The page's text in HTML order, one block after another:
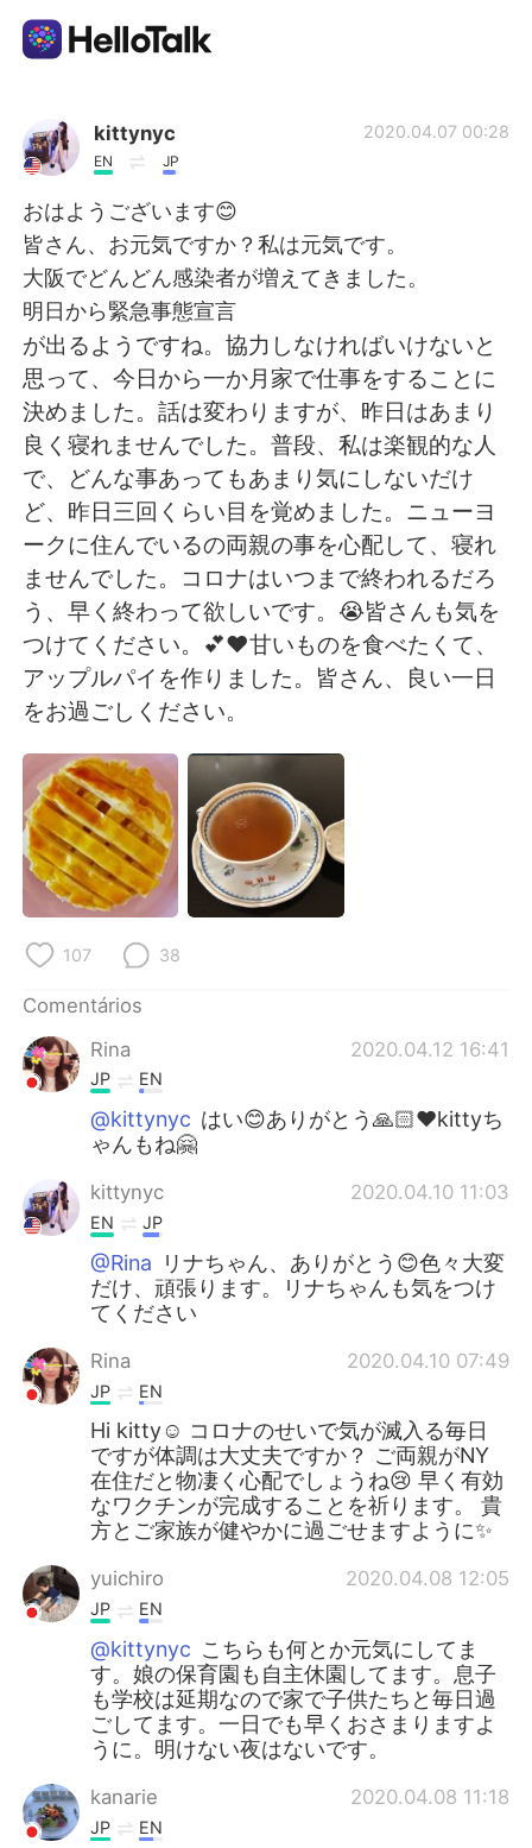
AI Grammar Checker
Português
English 简体中文
繁體中文 Español
العربية Français
Deutsch 日本語
한국어 Русский
ไทย Indonesia
Italiano Türkçe
Tiếng Việt
kittynyc
EN JP
2020.04.07 00:28
おはようございます😊
皆さん、お元気ですか？私は元気です。
大阪でどんどん感染者が増えてきました。
明日から緊急事態宣言
が出るようですね。協力しなければいけないと
思って、今日から一か月家で仕事をすることに
決めました。話は変わりますが、昨日はあまり
良く寝れませんでした。普段、私は楽観的な人
で、どんな事あってもあまり気にしないだけ
ど、昨日三回くらい目を覚めました。ニューヨ
ークに住んでいるの両親の事を心配して、寝れ
ませんでした。コロナはいつまで終われるだろ
う、早く終わって欲しいです。😭皆さんも気を
つけてください。💕❤甘いものを食べたくて、
アップルパイを作りました。皆さん、良い一日
をお過ごしください。
107 38
Comentários
Rina
2020.04.12 16:41
JP EN
@kittynyc はい😊ありがとう🙏🏻❤️kittyち
ゃんもね🤗
kittynyc 2020.04.10 11:03
EN JP
@Rina
リナちゃん、ありがとう😊色々大変
だけ、頑張ります。リナちゃんも気をつけ
てください
Rina 2020.04.10 07:49
JP EN
Hi kitty☺️ コロナのせいで気が滅入る毎日
ですが体調は大丈夫ですか？ ご両親がNY
在住だと物凄く心配でしょうね😢 早く有効
なワクチンが完成することを祈ります。 貴
方とご家族が健やかに過ごせますように✨
yuichiro 2020.04.08 12:05
JP EN
@kittynyc こちらも何とか元気にしてま
す。娘の保育園も自主休園してます。息子
も学校は延期なので家で子供たちと毎日過
ごしてます。一日でも早くおさまりますよ
うに。明けない夜はないです。
kanarie 2020.04.08 11:18
JP EN